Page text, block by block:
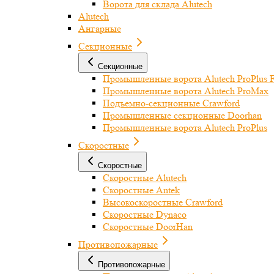
Ворота для склада Alutech
Alutech
Ангарные
Секционные
Секционные
Промышленные ворота Alutech ProPlus
Промышленные ворота Alutech ProMax
Подъемно-секционные Crawford
Промышленные секционные Doorhan
Промышленные ворота Alutech ProPlus
Скоростные
Скоростные
Скоростные Alutech
Скоростные Antek
Высокоскоростные Crawford
Скоростные Dynaco
Скоростные DoorHan
Противопожарные
Противопожарные